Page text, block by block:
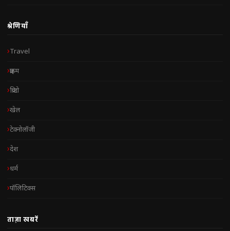
श्रेणियाँ
Travel
क्राइम
क्रिप्टो
खेल
टेक्नोलॉजी
देश
धर्म
पॉलिटिक्स
ताज़ा खबरें